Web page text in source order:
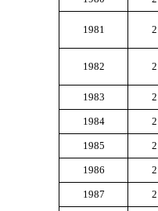
1981 2
1982 2
1983 2
1984 2
1985 2
1986 2
1987 2